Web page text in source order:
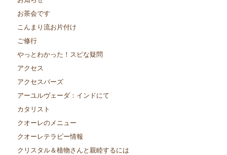
お茶会です
こんまり流お片付け
ご修行
やっとわかった！スピな疑問
アクセス
アクセスバーズ
アーユルヴェーダ：インドにて
カタリスト
クオーレのメニュー
クオーレテラピー情報
クリスタル＆植物さんと親睦するには